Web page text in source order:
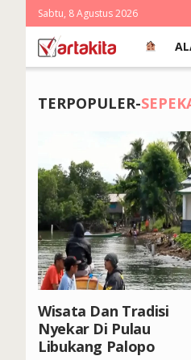
Sabtu, 8 Agustus 2026
TERPOPULER-
Wisata Dan Tradisi
Nyekar Di Pulau
Libukang Palopo